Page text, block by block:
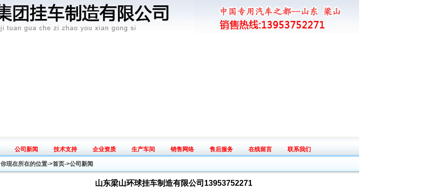
公司新闻 技术支持 企业资质 生产车间 销售网络 售后服务 在线留言 联系我们
你现在所在的位置->首页->公司新闻
山东梁山环球挂车制造有限公司13953752271